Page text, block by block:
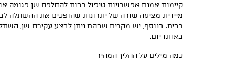
קיימות אמנם אפשרויות טיפול רבות להחלפת שן פגומה
מיידית מציעה שורה של יתרונות שהופכים את ההשתלה
רבים. בנוסף, יש מקרים שבהם ניתן לבצע עקירת שן,
באותו יום.
כמה מילים על ההליך המהיר